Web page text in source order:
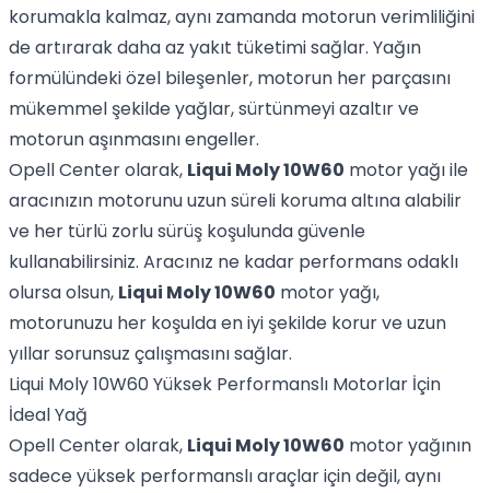
korumakla kalmaz, aynı zamanda motorun verimliliğini
de artırarak daha az yakıt tüketimi sağlar. Yağın
formülündeki özel bileşenler, motorun her parçasını
mükemmel şekilde yağlar, sürtünmeyi azaltır ve
motorun aşınmasını engeller.
Opell Center olarak, Liqui Moly 10W60 motor yağı ile
aracınızın motorunu uzun süreli koruma altına alabilir
ve her türlü zorlu sürüş koşulunda güvenle
kullanabilirsiniz. Aracınız ne kadar performans odaklı
olursa olsun, Liqui Moly 10W60 motor yağı,
motorunuzu her koşulda en iyi şekilde korur ve uzun
yıllar sorunsuz çalışmasını sağlar.
Liqui Moly 10W60 Yüksek Performanslı Motorlar İçin
İdeal Yağ
Opell Center olarak, Liqui Moly 10W60 motor yağının
sadece yüksek performanslı araçlar için değil, aynı